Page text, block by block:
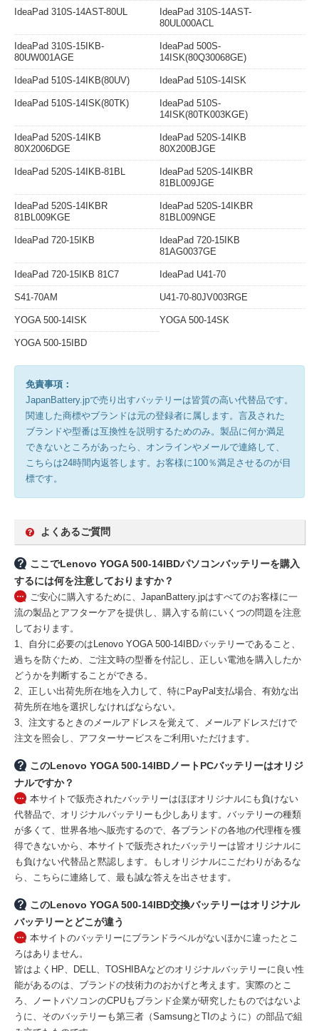
IdeaPad 310S-14AST-80UL
IdeaPad 310S-14AST-
80UL000ACL
IdeaPad 310S-15IKB-
80UW001AGE
IdeaPad 500S-
14ISK(80Q30068GE)
IdeaPad 510S-14IKB(80UV) IdeaPad 510S-14ISK
IdeaPad 510S-14ISK(80TK)
IdeaPad 510S-
14ISK(80TK003KGE)
IdeaPad 520S-14IKB
80X2006DGE
IdeaPad 520S-14IKB
80X200BJGE
IdeaPad 520S-14IKB-81BL
IdeaPad 520S-14IKBR
81BL009JGE
IdeaPad 520S-14IKBR
81BL009KGE
IdeaPad 520S-14IKBR
81BL009NGE
IdeaPad 720-15IKB
IdeaPad 720-15IKB
81AG0037GE
IdeaPad 720-15IKB 81C7 IdeaPad U41-70
S41-70AM U41-70-80JV003RGE
YOGA 500-14ISK YOGA 500-14SK
YOGA 500-15IBD
免責事項：
JapanBattery.jpで売り出すバッテリーは皆質の高い代替品です。
関連した商標やブランドは元の登録者に属します。言及された
ブランドや型番は互換性を説明するためのみ。製品に何か満足
できないところがあったら、オンラインやメールで連絡して、
こちらは24時間内返答します。お客様に100％満足させるのが目
標です。
よくあるご質問
ここでLenovo YOGA 500-14IBDパソコンバッテリーを購入
するには何を注意しておりますか？
ご安心に購入するために、JapanBattery.jpはすべてのお客様に一
流の製品とアフターケアを提供し、購入する前にいくつの問題を注意
しております。
1、自分に必要のはLenovo YOGA 500-14IBDバッテリーであること、
過ちを防ぐため、ご注文時の型番を付記し、正しい電池を購入したか
どうかを判断することができる。
2、正しい出荷先所在地を入力して、特にPayPal支払場合、有効な出
荷先所在地を選択しなければならない。
3、注文するときのメールアドレスを覚えて、メールアドレスだけで
注文を照会し、アフターサービスをご利用いただけます。
このLenovo YOGA 500-14IBDノートPCバッテリーはオリジ
ナルですか？
本サイトで販売されたバッテリーはほぼオリジナルにも負けない
代替品で、オリジナルバッテリーも少しあります。バッテリーの種類
が多くて、世界各地へ販売するので、各ブランドの各地の代理権を獲
得できないから、本サイトで販売されたバッテリーは皆オリジナルに
も負けない代替品と黙認します。もしオリジナルにこだわりがあるな
ら、こちらに連絡して、最も誠な答えを出させます。
このLenovo YOGA 500-14IBD交換バッテリーはオリジナル
バッテリーとどこが違う
本サイトのバッテリーにブランドラベルがないほかに違ったとこ
ろはありません。
皆はよくHP、DELL、TOSHIBAなどのオリジナルバッテリーに良い性
能があるのは、ブランドの技術力のおかげと考えます。実際のとこ
ろ、ノートパソコンのCPUもブランド企業が研究したものではないよ
うに、そのバッテリーも第三者（SamsungとTIのように）の部品で組